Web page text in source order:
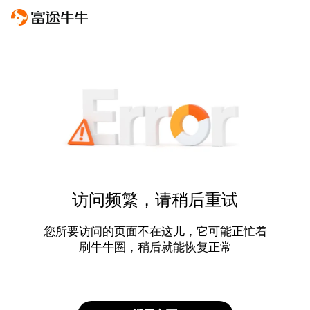
访问频繁，请稍后重试
您所要访问的页面不在这儿，它可能正忙着
刷牛牛圈，稍后就能恢复正常